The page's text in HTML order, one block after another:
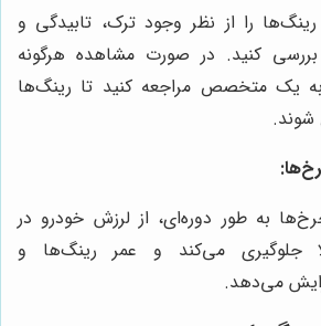
را از نظر وجود ترک، تابیدگی و
کنید. در صورت مشاهده هرگونه
یک متخصص مراجعه کنید تا رینگ‌ها
شوند.
به طور دوره‌ای، از لرزش خودرو در
جلوگیری می‌کند و عمر رینگ‌ها و
می‌دهد.